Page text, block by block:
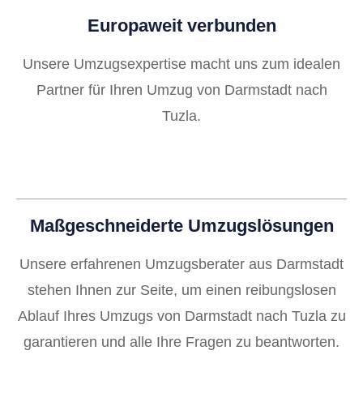
Europaweit verbunden
Unsere Umzugsexpertise macht uns zum idealen
Partner für Ihren Umzug von Darmstadt nach
Tuzla.
Maßgeschneiderte Umzugslösungen
Unsere erfahrenen Umzugsberater aus Darmstadt
stehen Ihnen zur Seite, um einen reibungslosen
Ablauf Ihres Umzugs von Darmstadt nach Tuzla zu
garantieren und alle Ihre Fragen zu beantworten.